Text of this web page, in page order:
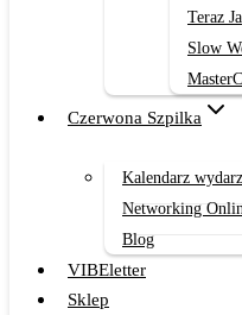
Teraz Ja
Slow
Czerwona Szpilka
Kalendarz
Networking
Blog
VIBEletter
Sklep